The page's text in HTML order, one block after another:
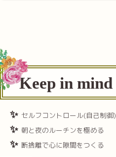
Keep in mind
セルフコントロール(自己制御)
朝と夜のルーチンを極める
断捨離で心に隙間をつくる